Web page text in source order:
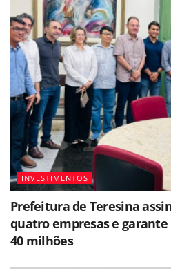
INVESTIMENTOS
Prefeitura de Teresina
quatro empresas e
40 milhões